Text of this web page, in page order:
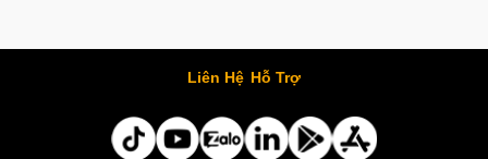
Liên Hệ Hỗ Trợ